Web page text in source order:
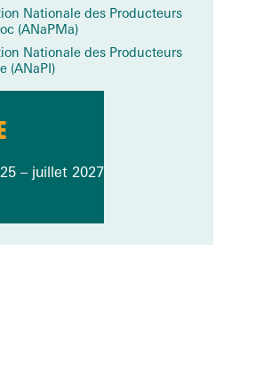
Nationale des Producteurs
(ANaPMa)
Nationale des Producteurs
(ANaPI)
– juillet 2027